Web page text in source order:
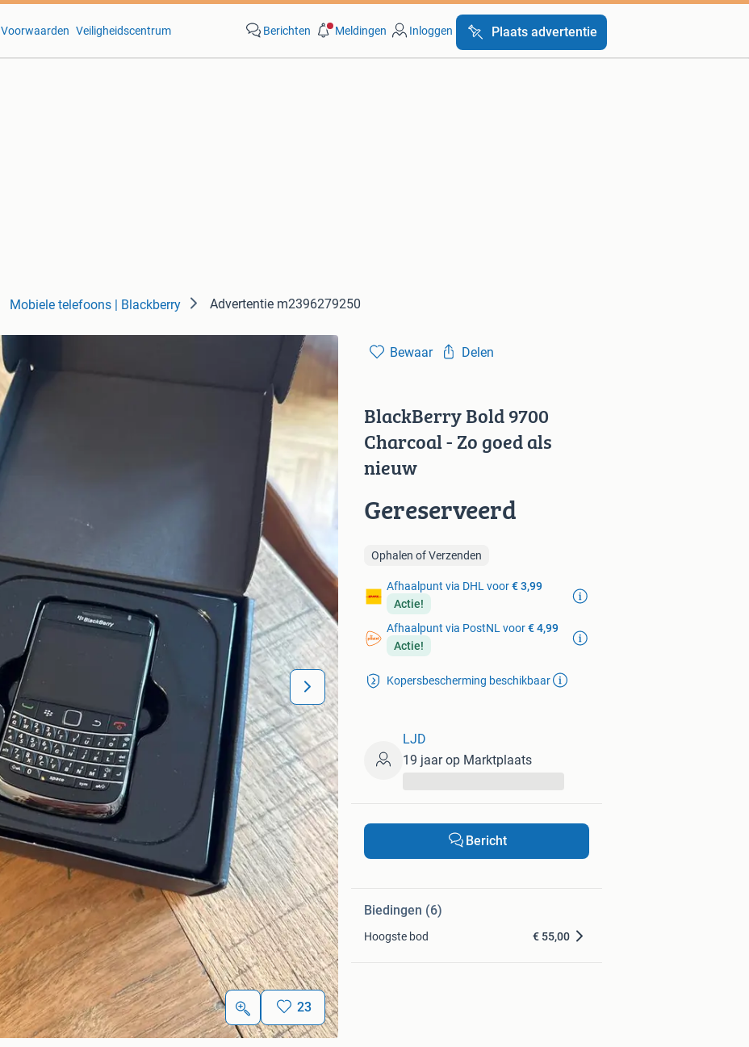
Voorwaarden Veiligheidscentrum Berichten Meldingen Inloggen Plaats advertentie
Mobiele telefoons | Blackberry Advertentie m2396279250
23
Bewaar Delen
BlackBerry Bold 9700
Charcoal - Zo goed als
nieuw
Gereserveerd
Ophalen of Verzenden
Afhaalpunt via DHL voor€ 3,99
Actie!
Afhaalpunt via PostNL voor€ 4,99
Actie!
Kopersbescherming beschikbaar
LJD
19 jaar op Marktplaats
Bericht
Biedingen (6)
Hoogste bod € 55,00